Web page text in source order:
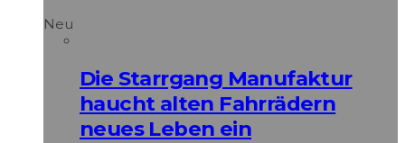
Neu
Die Starrgang Manufaktur
haucht alten Fahrrädern
neues Leben ein